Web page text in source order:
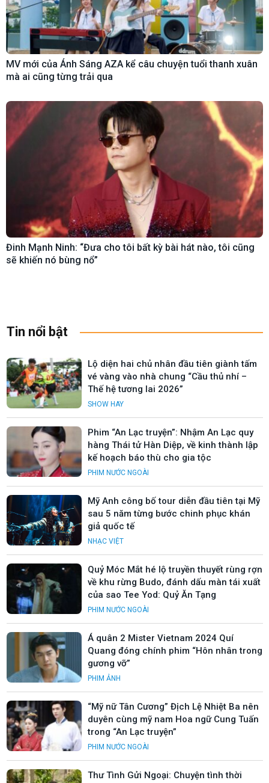
MV mới của Ánh Sáng AZA kể câu chuyện tuổi thanh xuân
mà ai cũng từng trải qua
Đinh Mạnh Ninh: “Đưa cho tôi bất kỳ bài hát nào, tôi cũng
sẽ khiến nó bùng nổ”
Tin nổi bật
Lộ diện hai chủ nhân đầu tiên giành tấm
vé vàng vào nhà chung “Cầu thủ nhí –
Thế hệ tương lai 2026”
SHOW HAY
Phim “An Lạc truyện”: Nhậm An Lạc quy
hàng Thái tử Hàn Diệp, về kinh thành lập
kế hoạch báo thù cho gia tộc
PHIM NƯỚC NGOÀI
Mỹ Anh công bố tour diễn đầu tiên tại Mỹ
sau 5 năm từng bước chinh phục khán
giả quốc tế
NHẠC VIỆT
Quỷ Móc Mắt hé lộ truyền thuyết rùng rợn
về khu rừng Budo, đánh dấu màn tái xuất
của sao Tee Yod: Quỷ Ăn Tạng
PHIM NƯỚC NGOÀI
Á quân 2 Mister Vietnam 2024 Quí
Quang đóng chính phim “Hôn nhân trong
gương vỡ”
PHIM ẢNH
“Mỹ nữ Tân Cương” Địch Lệ Nhiệt Ba nên
duyên cùng mỹ nam Hoa ngữ Cung Tuấn
trong “An Lạc truyện”
PHIM NƯỚC NGOÀI
Thư Tình Gửi Ngoại: Chuyện tình thời